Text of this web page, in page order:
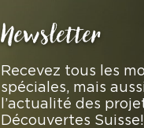
Newsletter
Recevez tous les
spéciales, mais
l’actualité des
Découvertes Suisse!